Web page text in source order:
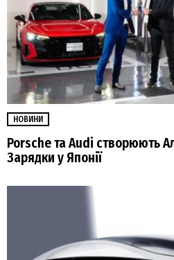
НОВИНИ
Porsche та Audi створюють
Зарядки у Японії